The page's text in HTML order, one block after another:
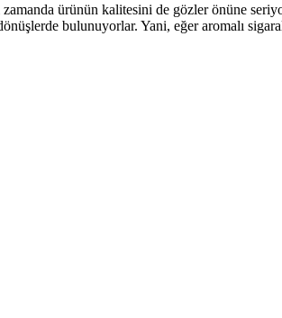
ürünün kalitesini de gözler önüne
bulunuyorlar. Yani, eğer aromalı